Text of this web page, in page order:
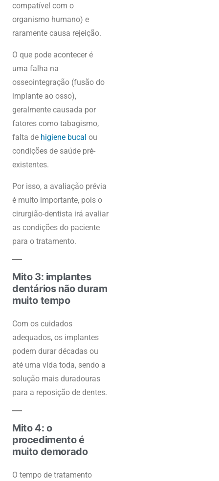
compatível com o
organismo humano) e
raramente causa rejeição.
O que pode acontecer é
uma falha na
osseointegração (fusão do
implante ao osso),
geralmente causada por
fatores como tabagismo,
falta de higiene bucal ou
condições de saúde pré-
existentes.
Por isso, a avaliação prévia
é muito importante, pois o
cirurgião-dentista irá avaliar
as condições do paciente
para o tratamento.
Mito 3: implantes
dentários não duram
muito tempo
Com os cuidados
adequados, os implantes
podem durar décadas ou
até uma vida toda, sendo a
solução mais duradouras
para a reposição de dentes.
Mito 4: o
procedimento é
muito demorado
O tempo de tratamento